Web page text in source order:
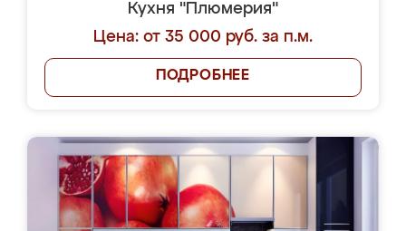
Кухня "Плюмерия"
Цена: от 35 000 руб. за п.м.
ПОДРОБНЕЕ